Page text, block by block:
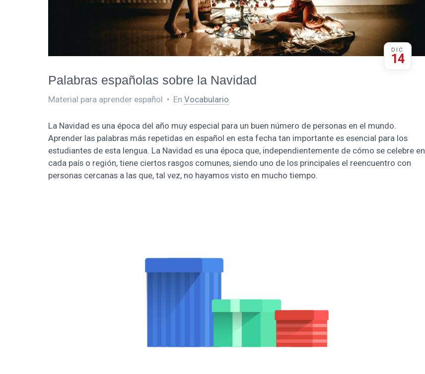
DIC
14
Palabras españolas sobre la Navidad
Material para aprender español • En Vocabulario
La Navidad es una época del año muy especial para un buen número de personas en el mundo.
Aprender las palabras más repetidas en español en esta fecha tan importante es esencial para los
estudiantes de esta lengua. La Navidad es una época que, independientemente de cómo se celebre en
cada país o región, tiene ciertos rasgos comunes, siendo uno de los principales el reencuentro con
personas cercanas a las que, tal vez, no hayamos visto en mucho tiempo.